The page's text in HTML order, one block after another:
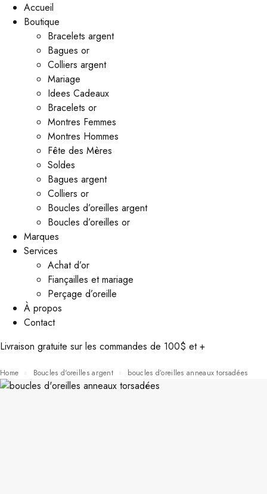
Accueil
Boutique
Bracelets argent
Bagues or
Colliers argent
Mariage
Idees Cadeaux
Bracelets or
Montres Femmes
Montres Hommes
Fête des Mères
Soldes
Bagues argent
Colliers or
Boucles d’oreilles argent
Boucles d’oreilles or
Marques
Services
Achat d’or
Fiançailles et mariage
Perçage d’oreille
À propos
Contact
Livraison gratuite sur les commandes de 100$ et +
Home Boucles d'oreilles argent boucles d’oreilles anneaux torsadées